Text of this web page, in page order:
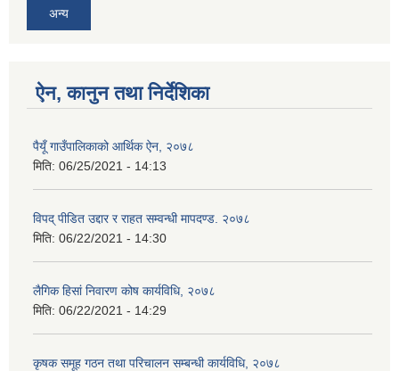
अन्य
ऐन, कानुन तथा निर्देशिका
पैयूँ गाउँपालिकाको आर्थिक ऐन, २०७८
मिति: 06/25/2021 - 14:13
विपद् पीडित उद्दार र राहत सम्वन्धी मापदण्ड. २०७८
मिति: 06/22/2021 - 14:30
लैगिक हिसां निवारण कोष कार्यविधि, २०७८
मिति: 06/22/2021 - 14:29
कृषक समूह गठन तथा परिचालन सम्बन्धी कार्यविधि, २०७८